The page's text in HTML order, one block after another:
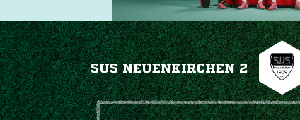
SUS NEUENKIRCHEN 2